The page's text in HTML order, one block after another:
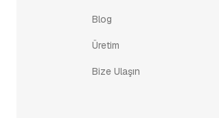
Blog
Üretim
Bize Ulaşın